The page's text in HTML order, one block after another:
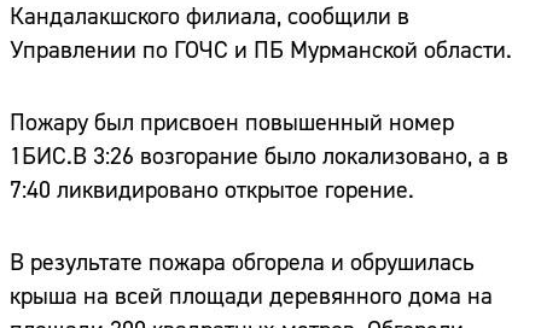
Кандалакшского филиала, сообщили в
Управлении по ГОЧС и ПБ Мурманской области.
Пожару был присвоен повышенный номер
1БИС.В 3:26 возгорание было локализовано, а в
7:40 ликвидировано открытое горение.
В результате пожара обгорела и обрушилась
крыша на всей площади деревянного дома на